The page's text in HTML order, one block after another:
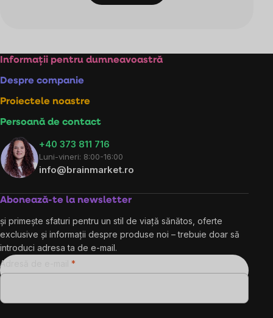
Subsol
Informații pentru dumneavoastră
Despre companie
Proiectele noastre
Persoană de contact
+40 373 811 716
Luni-vineri: 8:00-16:00
info@brainmarket.ro
Abonează-te la newsletter
și primește sfaturi pentru un stil de viață sănătos, oferte
exclusive și informații despre produse noi – trebuie doar să
introduci adresa ta de e-mail.
Adresă de e-mail